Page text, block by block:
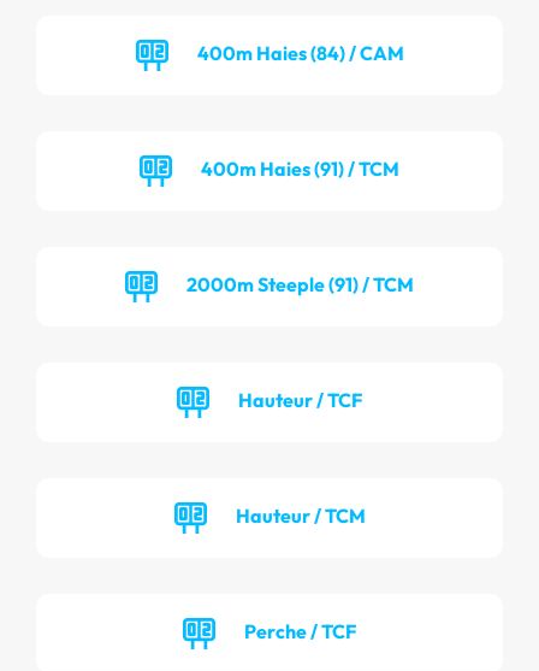
400m Haies (84) / CAM
400m Haies (91) / TCM
2000m Steeple (91) / TCM
Hauteur / TCF
Hauteur / TCM
Perche / TCF